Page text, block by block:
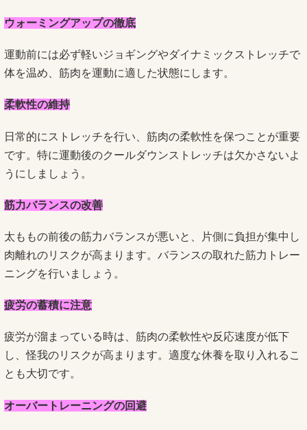
ウォーミングアップの徹底
運動前には必ず軽いジョギングやダイナミックストレッチで
体を温め、筋肉を運動に適した状態にします。
柔軟性の維持
日常的にストレッチを行い、筋肉の柔軟性を保つことが重要
です。特に運動後のクールダウンストレッチは欠かさないよ
うにしましょう。
筋力バランスの改善
太ももの前後の筋力バランスが悪いと、片側に負担が集中し
肉離れのリスクが高まります。バランスの取れた筋力トレー
ニングを行いましょう。
疲労の蓄積に注意
疲労が溜まっている時は、筋肉の柔軟性や反応速度が低下
し、怪我のリスクが高まります。適度な休養を取り入れるこ
とも大切です。
オーバートレーニングの回避